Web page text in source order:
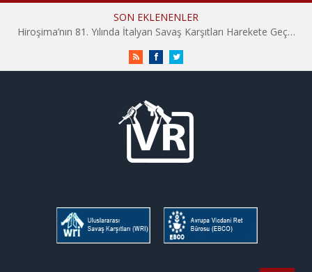
SON EKLENENLER
Hiroşima’nın 81. Yılında İtalyan Savaş Karşıtları Harekete Geçti: “Hatırlamak yeterli değil”
RSS FacebookTwitter